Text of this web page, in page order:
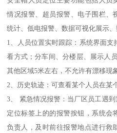
情况报警、超员报警、电子围栏、
统计、低电报警、数据可视化展示、
1、人员位置实时跟踪：系统界面
看方式；分车间、分楼层、展示人
其他区域5米左右，不允许有漂移现
2、历史轨迹：可查看某个人员在某
3、 紧急情况报警：当厂区员工遇
定位标签上的的报警按钮，系统会
负责人，及时前往报警地点进行救